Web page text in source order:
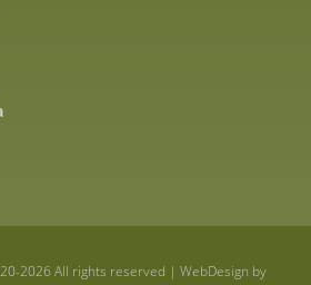
2026 All rights reserved | WebDesign by